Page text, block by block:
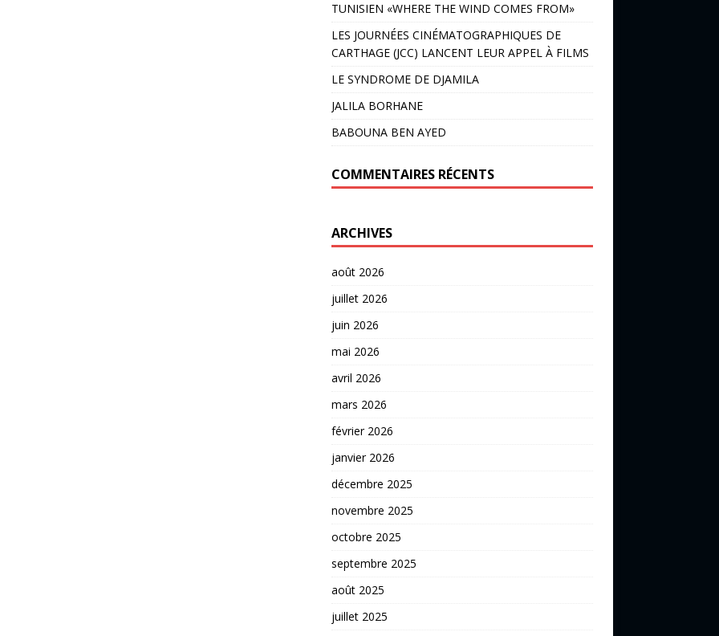
TUNISIEN «WHERE THE WIND COMES FROM»
LES JOURNÉES CINÉMATOGRAPHIQUES DE
CARTHAGE (JCC) LANCENT LEUR APPEL À FILMS
LE SYNDROME DE DJAMILA
JALILA BORHANE
BABOUNA BEN AYED
COMMENTAIRES RÉCENTS
ARCHIVES
août 2026
juillet 2026
juin 2026
mai 2026
avril 2026
mars 2026
février 2026
janvier 2026
décembre 2025
novembre 2025
octobre 2025
septembre 2025
août 2025
juillet 2025